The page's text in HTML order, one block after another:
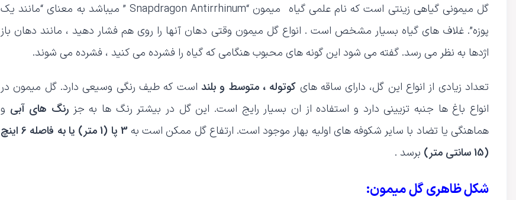
گل میمونی گیاهی زینتی است که نام علمی گیاه میمون “Snapdragon Antirrhinum ” میباشد به معنای “مانند یک
پوزه”. غلاف های گیاه بسیار مشخص است . انواع گل میمون وقتی دهان آنها را روی هم فشار دهید ، مانند دهان باز
اژدها به نظر می رسد. گفته می شود این گونه های محبوب هنگامی که گیاه را فشرده می کنید ، فشرده می شوند.
تعداد زیادی از انواع این گل، دارای ساقه های کوتوله ، متوسط و بلند است که طیف رنگی وسیعی دارد. گل میمون در
انواع باغ ها جنبه تزیینی دارد و استفاده از ان بسیار رایج است. این گل در بیشتر رنگ ها به جز رنگ های آبی و
هماهنگی یا تضاد با سایر شکوفه های اولیه بهار موجود است. ارتفاع گل ممکن است به
3 پا (1 متر) یا به فاصله 6 اینچ
(15 سانتی متر)
برسد .
شکل ظاهری گل میمون: